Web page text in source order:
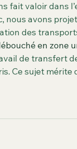
fait valoir dans
nous avons
des
en zone
de transfert
Ce sujet